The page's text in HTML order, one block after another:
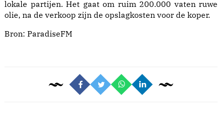
lokale partijen. Het gaat om ruim 200.000 vaten ruwe
olie, na de verkoop zijn de opslagkosten voor de koper.
Bron: ParadiseFM